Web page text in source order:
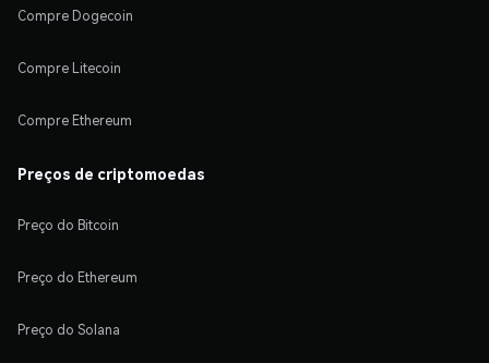
Compre Dogecoin
Compre Litecoin
Compre Ethereum
Preços de criptomoedas
Preço do Bitcoin
Preço do Ethereum
Preço do Solana